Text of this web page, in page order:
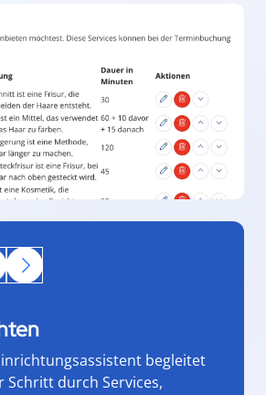
begleitet
Schritt durch Services,